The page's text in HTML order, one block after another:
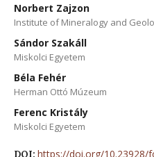
Norbert Zajzon
Institute of Mineralogy and
Sándor Szakáll
Miskolci Egyetem
Béla Fehér
Herman Ottó Múzeum
Ferenc Kristály
Miskolci Egyetem
DOI: https://doi.org/10.23928/